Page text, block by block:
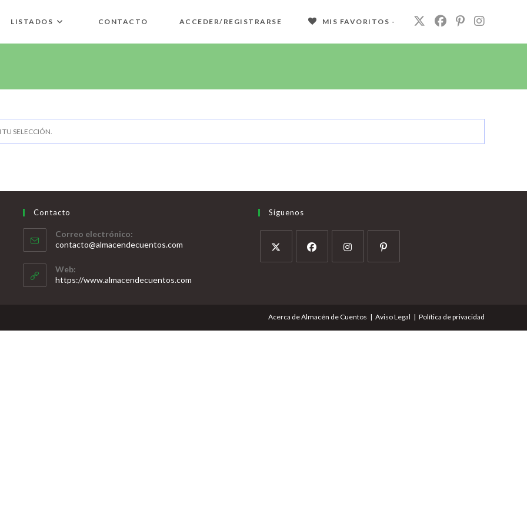
LISTADOS CONTACTO ACCEDER/REGISTRARSE MIS FAVORITOS -
SELECCIÓN.
Contacto
Correo electrónico:
contacto@almacendecuentos.com
Web:
https://www.almacendecuentos.com
Síguenos
Acerca de Almacén de Cuentos Aviso Legal Política de privacidad